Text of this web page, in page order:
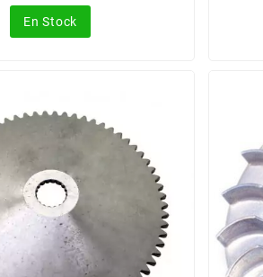
En Stock